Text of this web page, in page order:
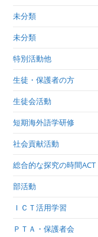
未分類
未分類
特別活動他
生徒・保護者の方
生徒会活動
短期海外語学研修
社会貢献活動
総合的な探究の時間ACT
部活動
ＩＣＴ活用学習
ＰＴＡ・保護者会